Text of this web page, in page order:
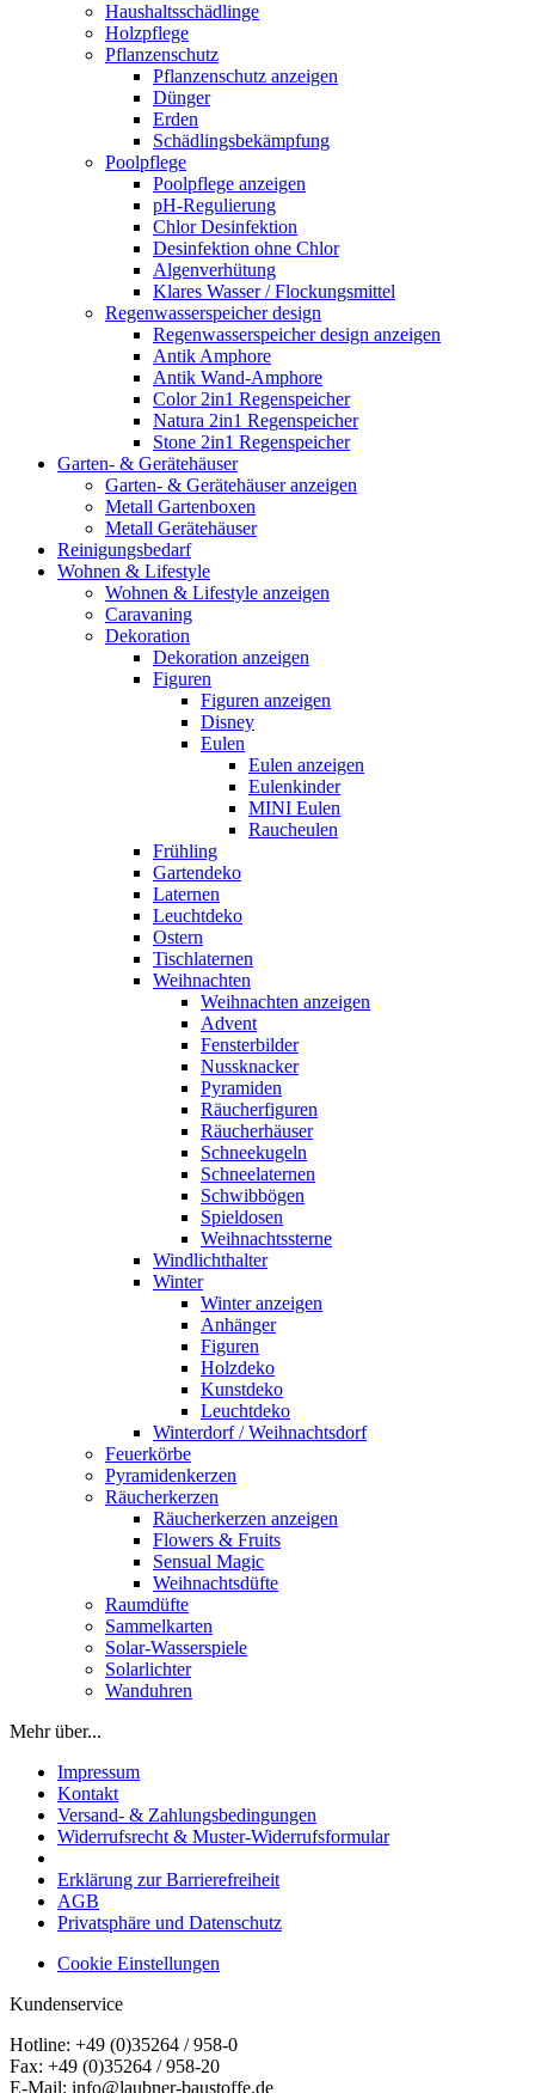
Haushaltsschädlinge
Holzpflege
Pflanzenschutz
Pflanzenschutz anzeigen
Dünger
Erden
Schädlingsbekämpfung
Poolpflege
Poolpflege anzeigen
pH-Regulierung
Chlor Desinfektion
Desinfektion ohne Chlor
Algenverhütung
Klares Wasser / Flockungsmittel
Regenwasserspeicher design
Regenwasserspeicher design anzeigen
Antik Amphore
Antik Wand-Amphore
Color 2in1 Regenspeicher
Natura 2in1 Regenspeicher
Stone 2in1 Regenspeicher
Garten- & Gerätehäuser
Garten- & Gerätehäuser anzeigen
Metall Gartenboxen
Metall Gerätehäuser
Reinigungsbedarf
Wohnen & Lifestyle
Wohnen & Lifestyle anzeigen
Caravaning
Dekoration
Dekoration anzeigen
Figuren
Figuren anzeigen
Disney
Eulen
Eulen anzeigen
Eulenkinder
MINI Eulen
Raucheulen
Frühling
Gartendeko
Laternen
Leuchtdeko
Ostern
Tischlaternen
Weihnachten
Weihnachten anzeigen
Advent
Fensterbilder
Nussknacker
Pyramiden
Räucherfiguren
Räucherhäuser
Schneekugeln
Schneelaternen
Schwibbögen
Spieldosen
Weihnachtssterne
Windlichthalter
Winter
Winter anzeigen
Anhänger
Figuren
Holzdeko
Kunstdeko
Leuchtdeko
Winterdorf / Weihnachtsdorf
Feuerkörbe
Pyramidenkerzen
Räucherkerzen
Räucherkerzen anzeigen
Flowers & Fruits
Sensual Magic
Weihnachtsdüfte
Raumdüfte
Sammelkarten
Solar-Wasserspiele
Solarlichter
Wanduhren
Mehr über...
Impressum
Kontakt
Versand- & Zahlungsbedingungen
Widerrufsrecht & Muster-Widerrufsformular
Erklärung zur Barrierefreiheit
AGB
Privatsphäre und Datenschutz
Cookie Einstellungen
Kundenservice
Hotline: +49 (0)35264 / 958-0
Fax: +49 (0)35264 / 958-20
E-Mail: info@laubner-baustoffe.de